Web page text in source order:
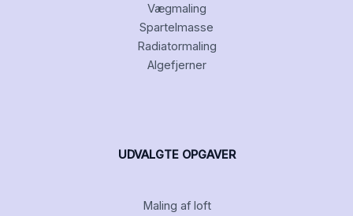
Vægmaling
Spartelmasse
Radiatormaling
Algefjerner
UDVALGTE OPGAVER
Maling af loft